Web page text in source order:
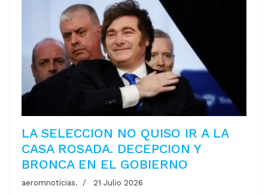
LA SELECCION NO QUISO IR A LA
CASA ROSADA. DECEPCION Y
BRONCA EN EL GOBIERNO
aeromnoticias. 21 Julio 2026